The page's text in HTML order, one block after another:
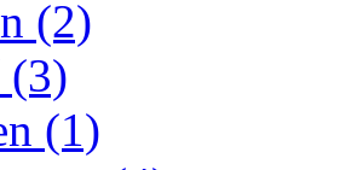
(2)
(3)
(1)